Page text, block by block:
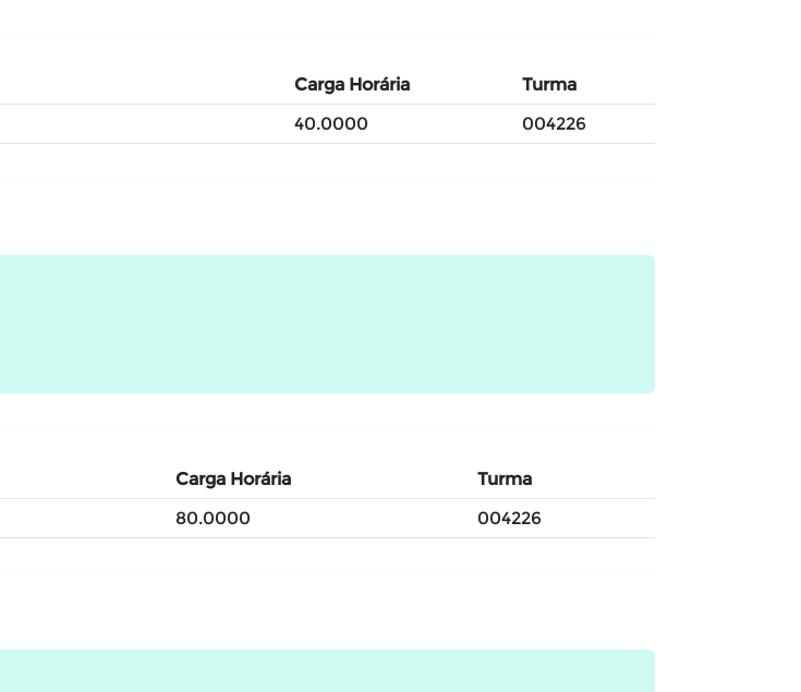
Carga Horária
Turma
40.0000 004226
Carga Horária
Turma
80.0000 004226